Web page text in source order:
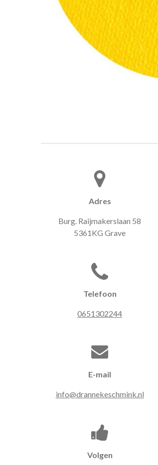
Adres
Burg. Raijmakerslaan 58
5361KG Grave
Telefoon
0651302244
E-mail
info@drannekeschmink.nl
Volgen